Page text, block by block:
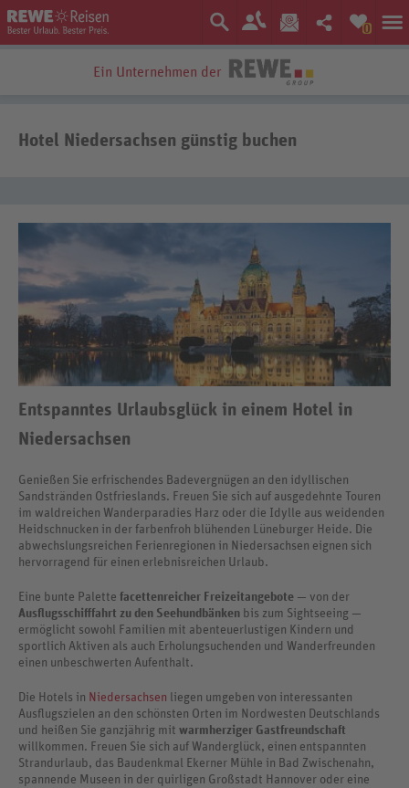
0
Bestpreis-Garantie
Ein Unternehmen der
Hotel Niedersachsen günstig buchen
Entspanntes Urlaubsglück in einem Hotel in
Niedersachsen
Genießen Sie erfrischendes Badevergnügen an den idyllischen
Sandstränden Ostfrieslands. Freuen Sie sich auf ausgedehnte Touren
im waldreichen Wanderparadies Harz oder die Idylle aus weidenden
Heidschnucken in der farbenfroh blühenden Lüneburger Heide. Die
abwechslungsreichen Ferienregionen in Niedersachsen eignen sich
hervorragend für einen erlebnisreichen Urlaub.
Eine bunte Palette facettenreicher Freizeitangebote — von der
Ausflugsschifffahrt zu den Seehundbänken bis zum Sightseeing —
ermöglicht sowohl Familien mit abenteuerlustigen Kindern und
sportlich Aktiven als auch Erholungsuchenden und Wanderfreunden
einen unbeschwerten Aufenthalt.
Die Hotels in Niedersachsen liegen umgeben von interessanten
Ausflugszielen an den schönsten Orten im Nordwesten Deutschlands
und heißen Sie ganzjährig mit warmherziger Gastfreundschaft
willkommen. Freuen Sie sich auf Wanderglück, einen entspannten
Strandurlaub, das Baudenkmal Ekerner Mühle in Bad Zwischenahn,
spannende Museen in der quirligen Großstadt Hannover oder eine